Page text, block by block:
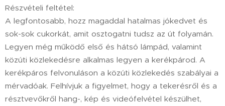
Részvételi feltétel:
A legfontosabb, hozz magaddal hatalmas jókedvet és
sok-sok cukorkát, amit osztogatni tudsz az út folyamán.
Legyen még működő első és hátsó lámpád, valamint
közúti közlekedésre alkalmas legyen a kerékpárod. A
kerékpáros felvonuláson a közúti közlekedés szabályai a
mérvadóak. Felhívjuk a figyelmet, hogy a tekerésről és a
résztvevőkről hang-, kép és videófelvétel készülhet,